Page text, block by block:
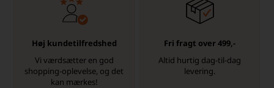
Høj kundetilfredshed
Vi værdsætter en god
shopping-oplevelse, og det
kan mærkes!
Fri fragt over 499,-
Altid hurtig dag-til-dag
levering.